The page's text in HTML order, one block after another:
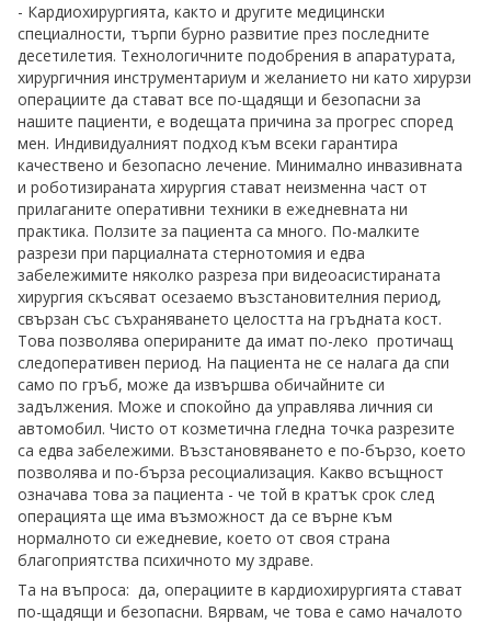
- Кардиохирургията, както и другите медицински
специалности, търпи бурно развитие през последните
десетилетия. Технологичните подобрения в апаратурата,
хирургичния инструментариум и желанието ни като хирурзи
операциите да стават все по-щадящи и безопасни за
нашите пациенти, е водещата причина за прогрес според
мен. Индивидуалният подход към всеки гарантира
качествено и безопасно лечение. Минимално инвазивната
и роботизираната хирургия стават неизменна част от
прилаганите оперативни техники в ежедневната ни
практика. Ползите за пациента са много. По-малките
разрези при парциалната стернотомия и едва
забележимите няколко разреза при видеоасистираната
хирургия скъсяват осезаемо възстановителния период,
свързан със съхраняването целостта на гръдната кост.
Това позволява оперираните да имат по-леко протичащ
следоперативен период. На пациента не се налага да спи
само по гръб, може да извършва обичайните си
задължения. Може и спокойно да управлява личния си
автомобил. Чисто от козметична гледна точка разрезите
са едва забележими. Възстановяването е по-бързо, което
позволява и по-бърза ресоциализация. Какво всъщност
означава това за пациента - че той в кратък срок след
операцията ще има възможност да се върне към
нормалното си ежедневие, което от своя страна
благоприятства психичното му здраве.
Та на въпроса: да, операциите в кардиохирургията стават
по-щадящи и безопасни. Вярвам, че това е само началото